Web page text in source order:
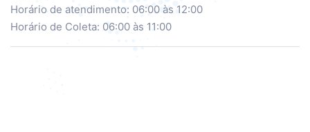
Horário de atendimento: 06:00 às 12:00
Horário de Coleta: 06:00 às 11:00